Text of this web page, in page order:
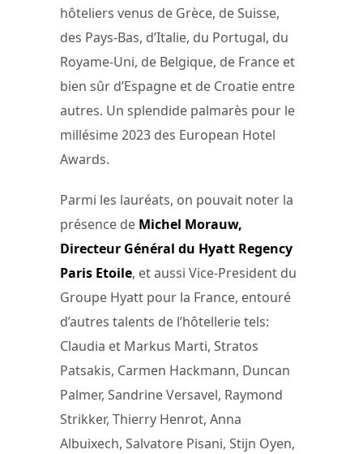
hôteliers venus de Grèce, de Suisse,
des Pays-Bas, d’Italie, du Portugal, du
Royame-Uni, de Belgique, de France et
bien sûr d’Espagne et de Croatie entre
autres. Un splendide palmarès pour le
millésime 2023 des European Hotel
Awards.
Parmi les lauréats, on pouvait noter la
présence de Michel Morauw,
Directeur Général du Hyatt Regency
Paris Etoile, et aussi Vice-President du
Groupe Hyatt pour la France, entouré
d’autres talents de l’hôtellerie tels:
Claudia et Markus Marti, Stratos
Patsakis, Carmen Hackmann, Duncan
Palmer, Sandrine Versavel, Raymond
Strikker, Thierry Henrot, Anna
Albuixech, Salvatore Pisani, Stijn Oyen,